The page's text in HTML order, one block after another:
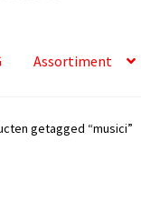
Assortiment
getagged “musici”